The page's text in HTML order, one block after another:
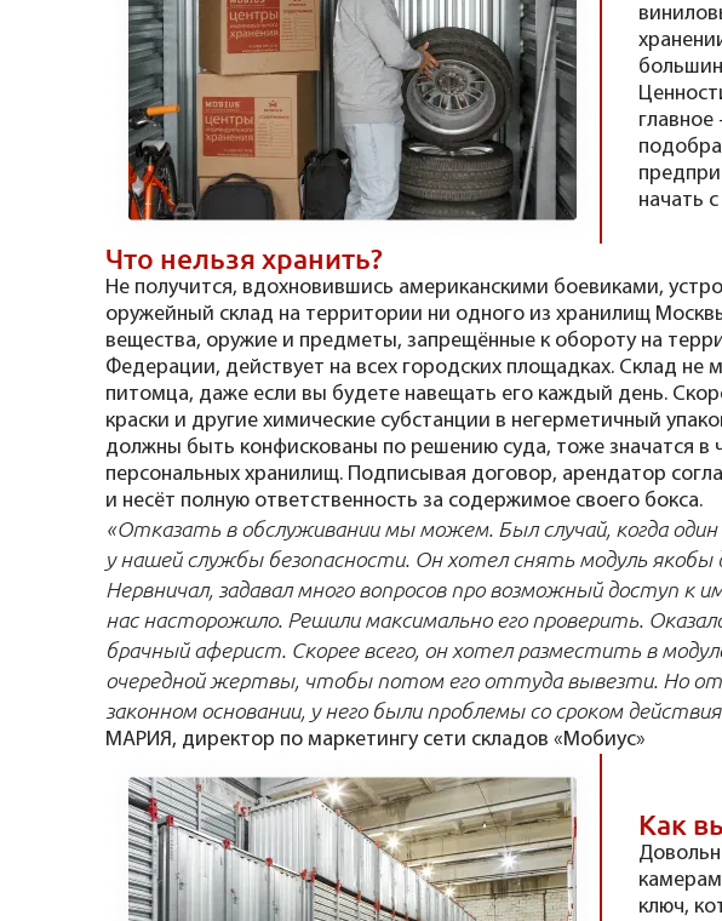
начать
Что нельзя хранить?
Не получится, вдохновившись американскими боевиками,
оружейный склад на территории ни одного из хранилищ
вещества, оружие и предметы, запрещённые к обороту на
Федерации, действует на всех городских площадках. Склад
питомца, даже если вы будете навещать его каждый день.
краски и другие химические субстанции в негерметичный
должны быть конфискованы по решению суда, тоже значатся в
персональных хранилищ. Подписывая договор, арендатор
и несёт полную ответственность за содержимое своего бокса.
«Отказать в обслуживании мы можем. Был случай, когда один
у нашей службы безопасности. Он хотел снять модуль якобы
Нервничал, задавал много вопросов про возможный доступ к
нас насторожило. Решили максимально его проверить.
брачный аферист. Скорее всего, он хотел разместить в
очередной жертвы, чтобы потом его оттуда вывезти. Но
законном основании, у него были проблемы со сроком
МАРИЯ, директор по маркетингу сети складов «Мобиус»
Как
ключ,